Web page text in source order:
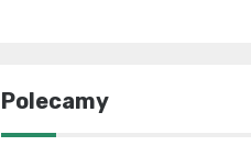
Polecamy